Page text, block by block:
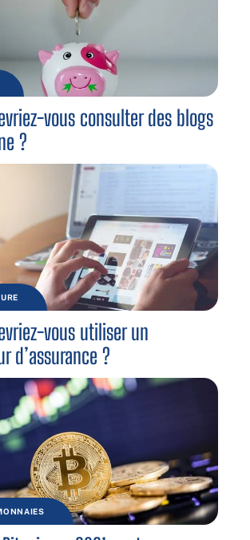
vous consulter des blogs
?
vous utiliser un
d’assurance ?